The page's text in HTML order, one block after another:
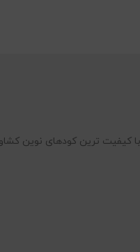
کیفیت ترین کودهای نوین